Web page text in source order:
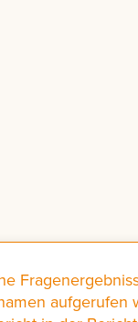
aufgerufen